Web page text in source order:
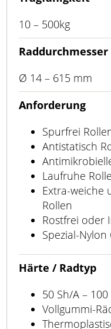
10 – 500kg
Raddurchmesser
Ø 14 – 615 mm
Anforderung
Spurfrei
Antistatisch
Laufruhe
Extra-weiche
Rollen
Rostfrei oder
Spezial-
Härte / Radtyp
50 Sh/A – 100
Vollgummi-